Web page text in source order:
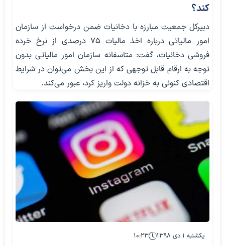
کند؟
دبیرکل جمعیت مبارزه با دخانیات ضمن درخواست از سازمان
امور مالیاتی درباره اخذ مالیات ۷۵ درصدی از نرخ خرده
فروشی دخانیات، گفت: متاسفانه سازمان امور مالیاتی بدون
توجه به ارقام قابل توجهی که از این بخش می‌توان در شرایط
اقتصادی کنونی به خزانه دولت واریز کرد، عبور می‌کند.
یکشنبه ۱ دی ۱۳۹۸ ۱۰:۲۳